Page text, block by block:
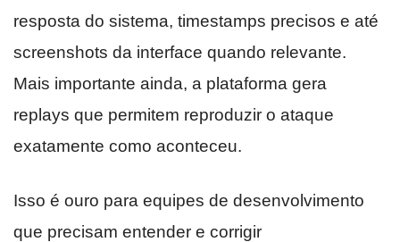
resposta do sistema, timestamps precisos e até
screenshots da interface quando relevante.
Mais importante ainda, a plataforma gera
replays que permitem reproduzir o ataque
exatamente como aconteceu.
Isso é ouro para equipes de desenvolvimento
que precisam entender e corrigir